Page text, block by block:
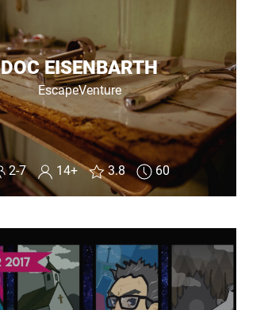
DOC EISENBARTH
EscapeVenture
2-7 14+ 3.8 60